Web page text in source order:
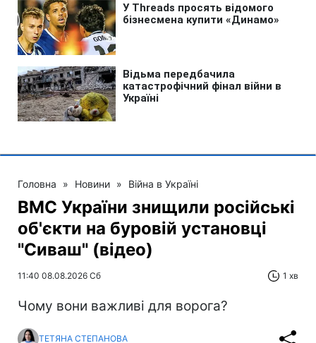
Головна » Новини » Війна в Україні
ВМС України знищили російські
об'єкти на буровій установці
"Сиваш" (відео)
11:40 08.08.2026 Сб 1 хв
Чому вони важливі для ворога?
ТЕТЯНА СТЕПАНОВА